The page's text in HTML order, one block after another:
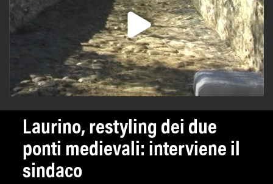
Laurino, restyling dei due
ponti medievali: interviene il
sindaco